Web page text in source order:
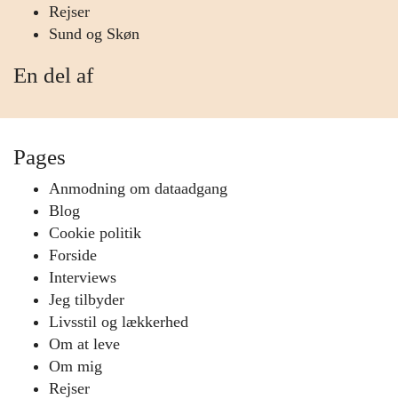
Rejser
Sund og Skøn
En del af
Pages
Anmodning om dataadgang
Blog
Cookie politik
Forside
Interviews
Jeg tilbyder
Livsstil og lækkerhed
Om at leve
Om mig
Rejser